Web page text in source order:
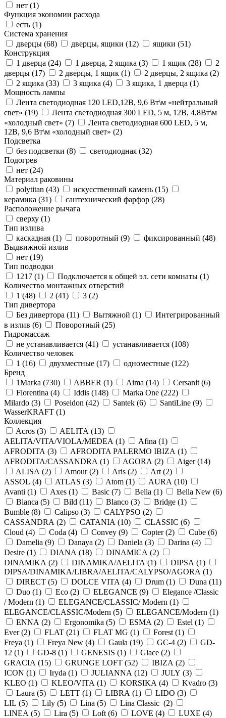
нет (1)
Функция экономии расхода
есть (1)
Система хранения
дверцы (68) дверцы, ящики (12) ящики (51)
Конструкция
1 дверца (24) 1 дверца, 2 ящика (3) 1 ящик (28)
2
дверцы (17) 2 дверцы, 1 ящик (1) 2 дверцы, 2 ящика (2)
2 ящика (33) 3 ящика (4) 3 ящика, 1 дверца (1)
Мощность лампы
Лента светодиодная 120 LED,12В, 9,6 Вт\м «нейтральный
свет» (19)
Лента светодиодная 300 LED, 5 м, 12В, 4,8Вт\м
«холодный свет» (7)
Лента светодиодная 600 LED, 5 м,
12В, 9,6 Вт\м «холодный свет» (2)
Подсветка
без подсветки (8) светодиодная (32)
Подогрев
нет (24)
Материал раковины
polytitan (43) искусственный камень (15)
керамика (31) сантехнический фарфор (28)
Расположение рычага
сверху (1)
Тип излива
каскадная (1) поворотный (9) фиксированный (48)
Выдвижной излив
нет (19)
Тип подводки
1217 (1) Подключается к общей эл. сети комнаты (1)
Количество монтажных отверстий
1 (48) 2 (41) 3 (2)
Тип дивертора
Без дивертора (11) Вытяжной (1)
Интегрированный
в излив (6) Поворотный (25)
Гидромассаж
не устанавливается (41) устанавливается (108)
Количество человек
1 (16) двухместные (17) одноместные (122)
Бренд
1Marka (730) ABBER (1) Aima (14) Cersanit (6)
Florentina (4) Iddis (148) Marka One (222)
Milardo (3) Poseidon (42) Santek (6) SantiLine (9)
WasserKRAFT (1)
Коллекция
Acros (3) AELITA (13)
AELITA/VITA/VIOLA/MEDEA (1) Afina (1)
AFRODITA (3) AFRODITA PALERMO IBIZA (1)
AFRODITA/CASSANDRA (1) AGORA (2) Aiger (14)
ALISA (2) Amour (2) Aris (2) Art (2)
ASSOL (4) ATLAS (3) Atom (1) AURA (10)
Avanti (1) Axes (1) Basic (7) Bella (1) Bella New (6)
Bianca (5) Bild (11) Blanco (3) Bridge (1)
Bumble (8) Calipso (3) CALYPSO (2)
CASSANDRA (2) CATANIA (10) CLASSIC (6)
Cloud (4) Coda (4) Convey (9) Copter (2) Cube (6)
Damelia (9) Danaya (2) Daniela (3) Darina (4)
Desire (1) DIANA (18) DINAMICA (2)
DINAMIKA (2) DINAMIKA/AELITA (1) DIPSA (1)
DIPSA/DINAMIKA/LIBRA/AELITA/CALYPSO/AGORA (1)
DIRECT (5) DOLCE VITA (4) Drum (1) Duna (11)
Duo (1) Eco (2) ELEGANCE (9)
Elegance /Classic
/ Modern (1) ELEGANCE/CLASSIC/ Modern (1)
ELEGANCE/CLASSIC/Modern (5) ELEGANCE/Modern (1)
ENNA (2) Ergonomika (5) ESMA (2) Estel (1)
Ever (2) FLAT (21) FLAT MG (1) Forest (1)
Freya (1) Freya New (4) Gaula (19) GC-4 (2)
GD-
12 (1) GD-8 (1) GENESIS (1) Glace (2)
GRACIA (15) GRUNGE LOFT (52) IBIZA (2)
ICON (1) Iryda (1) JULIANNA (12) JULY (3)
KLEO (1) KLEO/VITA (1) KORSIKA (4) Kvadro (3)
Laura (5) LETT (1) LIBRA (1) LIDO (3)
LIL (5) Lily (5) Lina (5) Lina Classic (2)
LINEA (5) Lira (5) Loft (6) LOVE (4) LUXE (4)